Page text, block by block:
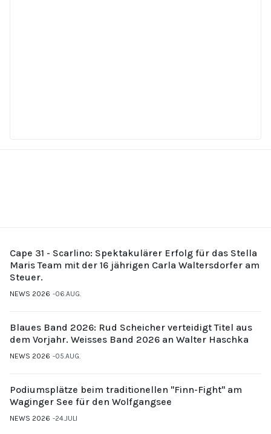
Cape 31 - Scarlino: Spektakulärer Erfolg für das Stella
Maris Team mit der 16 jährigen Carla Waltersdorfer am
Steuer.
NEWS 2026 06.AUG.
Blaues Band 2026: Rud Scheicher verteidigt Titel aus
dem Vorjahr. Weisses Band 2026 an Walter Haschka
NEWS 2026 05.AUG.
Podiumsplätze beim traditionellen "Finn-Fight" am
Waginger See für den Wolfgangsee
NEWS 2026 24.JULI